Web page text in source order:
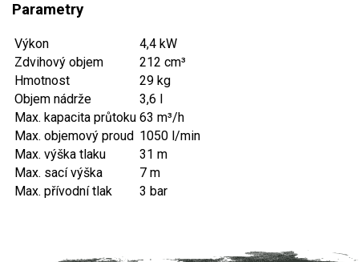
VARI
VARI malotraktory
VARI multifunkční nosiče
Sněhové frézy
Vertikutátory
Kultivátory
Parametry
Výkon
4,4 kW
Zdvihový objem
212 cm³
Hmotnost
29 kg
Objem nádrže
3,6 l
Max. kapacita průtoku 63 m³/h
Max. objemový proud 1050 l/min
Max. výška tlaku
31 m
Max. sací výška
7 m
Max. přívodní tlak
3 bar